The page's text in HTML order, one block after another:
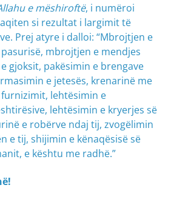
e mëshiroftë, i numëroi
si rezultat i largimit të
Prej atyre i dalloi: “Mbrojtjen e
mbrojtjen e mendjes
gjoksit, pakësimin e brengave
e jetesës, krenarinë me
lehtësimin e
lehtësimin e kryerjes së
e robërve ndaj tij, zvogëlimin
e tij, shijimin e kënaqësisë së
e kështu me radhë.”